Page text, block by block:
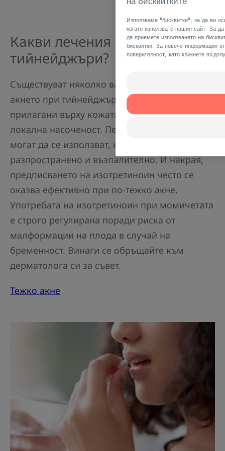
Какви лечения има за
тийнейджъри?
Съществуват няколко варианта за лечение на
акнето при тийнейджъри. Процедурите,
прилагани върху кожата за умерено акне са с
локална насоченост. Перорални антибиотици
могат да се използват, когато акнето е по-
разпространено и възпалително. И накрая,
предписването на изотретиноин често се
оказва ефективно при по-тежко акне.
Употребата на изотретиноин при момичетата
е строго регулирана поради риска от
малформации на плода в случай на
бременност. Винаги се обръщайте към
дерматолога си за съвет.
Тежко акне
Използваме "бисквитки", за да ви
когато използвате нашия сайт. За
да приемете използването на
бисквитки. За повече информация
поверителност, като кликнете по-